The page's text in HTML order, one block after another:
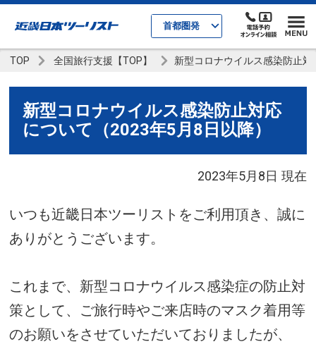
首都圏発
TOP 全国旅行支援【TOP】 新型コロナウイルス感染防止
新型コロナウイルス感染防止対応
について（2023年5月8日以降）
2023年5月8日 現在
いつも近畿日本ツーリストをご利用頂き、誠に
ありがとうございます。
これまで、新型コロナウイルス感染症の防止対
策として、ご旅行時やご来店時のマスク着用等
のお願いをさせていただいておりましたが、